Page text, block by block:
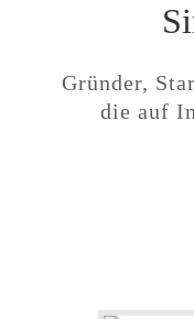
Gründer,
die auf